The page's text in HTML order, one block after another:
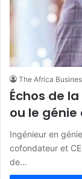
The Africa
Échos de
ou le génie
Ingénieur en
cofondateur et
de…